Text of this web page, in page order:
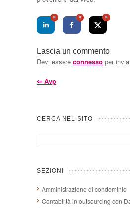
0 0 0
Lascia un commento
Devi essere connesso per
⇐ Avp
CERCA NEL SITO
SEZIONI
Amministrazione di condominio
Contabilità in outsourcing con